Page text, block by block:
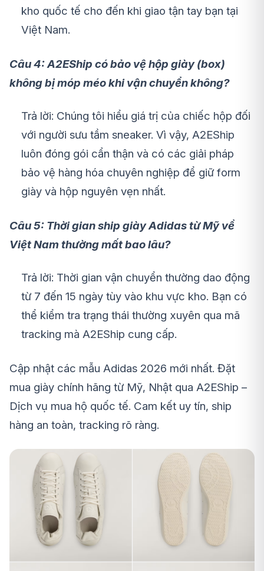
kho quốc tế cho đến khi giao tận tay bạn tại
Việt Nam.
Câu 4: A2EShip có bảo vệ hộp giày (box)
không bị móp méo khi vận chuyển không?
Trả lời: Chúng tôi hiểu giá trị của chiếc hộp đối
với người sưu tầm sneaker. Vì vậy, A2EShip
luôn đóng gói cẩn thận và có các giải pháp
bảo vệ hàng hóa chuyên nghiệp để giữ form
giày và hộp nguyên vẹn nhất.
Câu 5: Thời gian ship giày Adidas từ Mỹ về
Việt Nam thường mất bao lâu?
Trả lời: Thời gian vận chuyển thường dao động
từ 7 đến 15 ngày tùy vào khu vực kho. Bạn có
thể kiểm tra trạng thái thường xuyên qua mã
tracking mà A2EShip cung cấp.
Cập nhật các mẫu Adidas 2026 mới nhất. Đặt
mua giày chính hãng từ Mỹ, Nhật qua A2EShip –
Dịch vụ mua hộ quốc tế. Cam kết uy tín, ship
hàng an toàn, tracking rõ ràng.